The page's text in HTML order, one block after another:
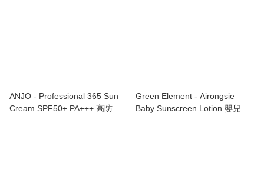
ANJO - Professional 365 Sun
Cream SPF50+ PA+++ 高防護
Green Element - Airongsie
Baby Sunscreen Lotion 嬰兒 兒